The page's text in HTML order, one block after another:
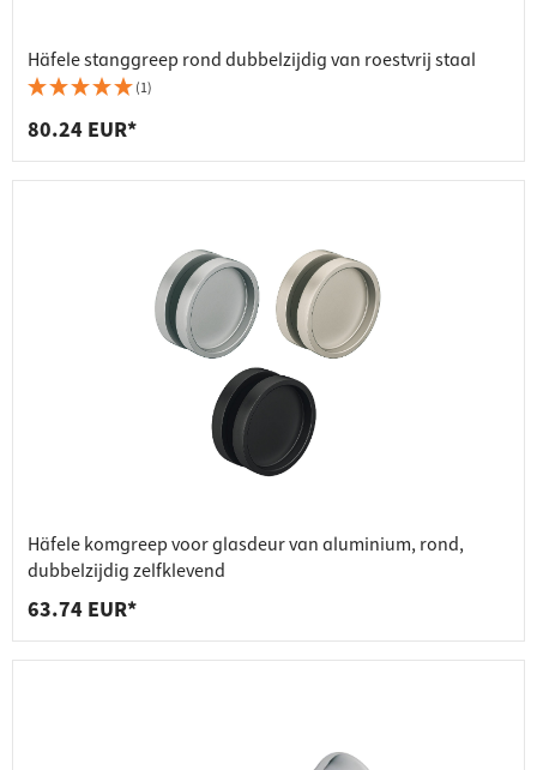
Häfele stanggreep rond dubbelzijdig van roestvrij staal
(1)
80.24 EUR*
Häfele komgreep voor glasdeur van aluminium, rond,
dubbelzijdig zelfklevend
63.74 EUR*